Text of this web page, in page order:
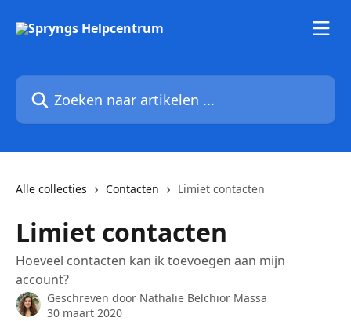
Zoeken naar artikelen ...
Alle collecties Contacten Limiet contacten
Limiet contacten
Hoeveel contacten kan ik toevoegen aan mijn
account?
Geschreven door Nathalie Belchior Massa
30 maart 2020